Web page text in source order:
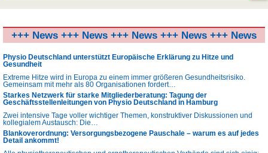
+++ News +++ News +++ News +++ News +++ News
Physio Deutschland unterstützt Europäische Erklärung zu Hitze und
Gesundheit
Extreme Hitze wird in Europa zu einem immer größeren Gesundheitsrisiko.
Gemeinsam mit mehr als 80 Organisationen fordert…
Starkes Netzwerk für starke Mitgliederberatung: Tagung der
Geschäftsstellenleitungen von Physio Deutschland in Hamburg
Zwei intensive Tage voller wichtiger Themen, konstruktiver Diskussionen und
kollegialem Austausch: Die…
Blankoverordnung: Versorgungsbezogene Pauschale – warum es auf jedes
Detail ankommt!